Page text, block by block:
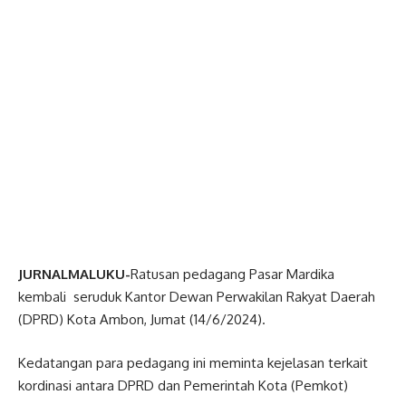
JURNALMALUKU-Ratusan pedagang Pasar Mardika
kembali seruduk Kantor Dewan Perwakilan Rakyat Daerah
(DPRD) Kota Ambon, Jumat (14/6/2024).
Kedatangan para pedagang ini meminta kejelasan terkait
kordinasi antara DPRD dan Pemerintah Kota (Pemkot)